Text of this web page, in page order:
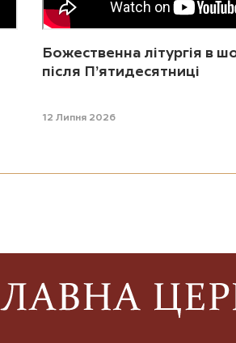
Божественна літургія в
після П’ятидесятниці
12 Липня 2026